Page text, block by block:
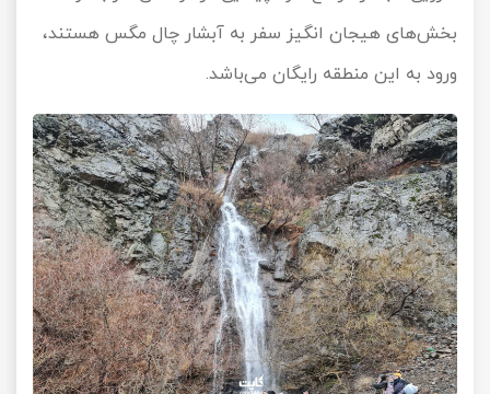
بخش‌های هیجان انگیز سفر به آبشار چال مگس هستند،
ورود به این منطقه رایگان می‌باشد.